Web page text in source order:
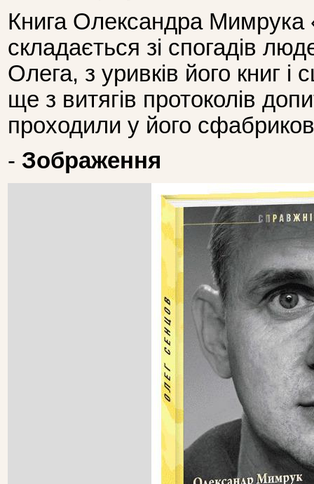
Книга Олександра
складається зі спогадів
Олега, з уривків його книг і
ще з витягів протоколів
проходили у його
- Зображення